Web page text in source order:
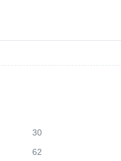
30
62